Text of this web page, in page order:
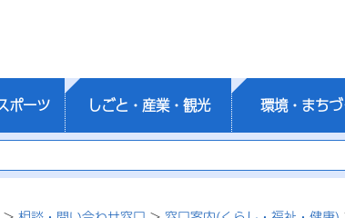
ポーツ しごと・産業・観光 環境・まち